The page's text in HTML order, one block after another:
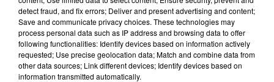
11h30
11h30 11h26
11h26
detect fraud, and fix errors; Deliver and present advertising and content;
Save and communicate privacy choices. These technologies may
process personal data such as IP address and browsing data to offer
following functionalities: Identify devices based on information actively
requested; Use precise geolocation data; Match and combine data from
other data sources; Link different devices; Identify devices based on
information transmitted automatically.